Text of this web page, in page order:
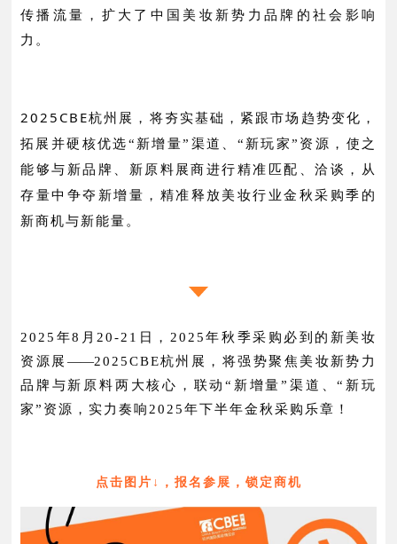
传播流量，扩大了中国美妆新势力品牌的社会影响
力。
2025CBE杭州展，将夯实基础， 紧跟市场趋势变化，
拓展并硬核优选“新增量”渠道、“新玩家”资源，使之
能够与新品牌、新原料展商进行精准匹配、洽谈，从
存量中争夺新增量， 精准释放美妆行业金秋采购季的
新商机与新能量。
2025年8月20-21日，2025年秋季采购必到的新美妆
资源展 ——2025CBE杭州展，将强势聚焦美妆新势力
品牌与新原料两大核心，联动“新增量”渠道、“新玩
家”资源 ，实力奏响2025年下半年金秋采购乐章！
点击图片↓，报名参展，锁定商机